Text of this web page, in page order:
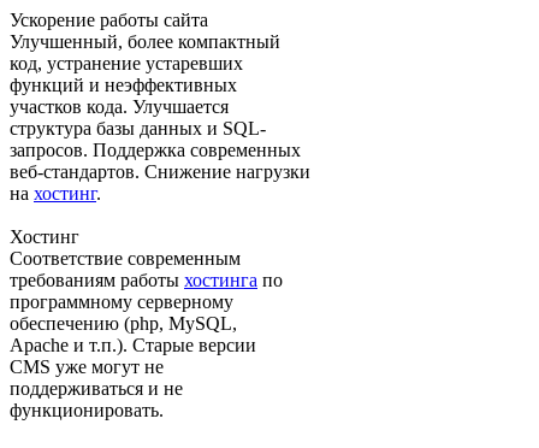
Ускорение работы сайта
Улучшенный, более компактный
код, устранение устаревших
функций и неэффективных
участков кода. Улучшается
структура базы данных и SQL-
запросов. Поддержка современных
веб-стандартов. Снижение нагрузки
на хостинг.
Хостинг
Соответствие современным
требованиям работы хостинга по
программному серверному
обеспечению (php, MySQL,
Apache и т.п.). Старые версии
CMS уже могут не
поддерживаться и не
функционировать.